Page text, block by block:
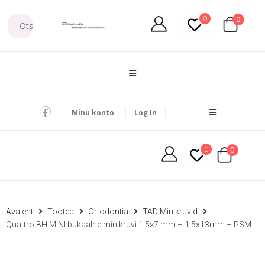
0 0
Minu konto Log In
0 0
Avaleht Tooted Ortodontia
TAD Minikruvid
Quattro BH MINI bukaalne minikruvi 1.5×7 mm – 1.5x13mm – PSM